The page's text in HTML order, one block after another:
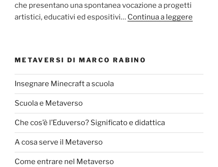
che presentano una spontanea vocazione a progetti
artistici, educativi ed espositivi… Continua a leggere
METAVERSI DI MARCO RABINO
Insegnare Minecraft a scuola
Scuola e Metaverso
Che cos’è l’Eduverso? Significato e didattica
A cosa serve il Metaverso
Come entrare nel Metaverso